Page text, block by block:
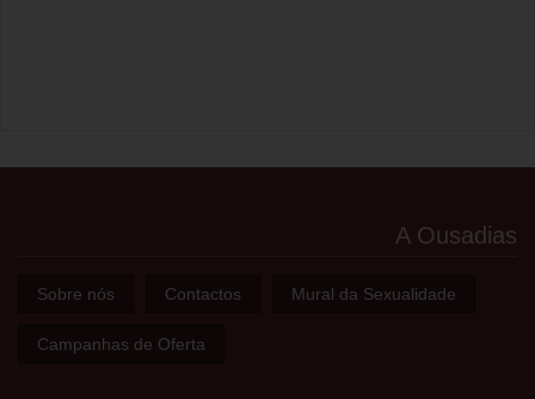
A Ousadias
Sobre nós Contactos Mural da Sexualidade
Campanhas de Oferta